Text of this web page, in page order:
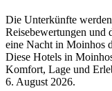
Die Unterkünfte
Reisebewertungen und
eine Nacht in Moinhos
Diese Hotels in
Komfort, Lage und
6. August 2026.